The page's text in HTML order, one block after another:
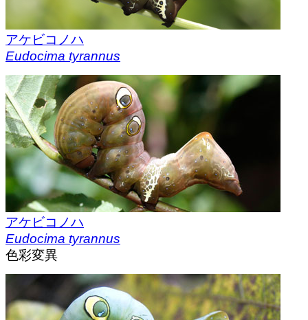
アケビコノハ
Eudocima tyrannus
アケビコノハ
Eudocima tyrannus
色彩変異